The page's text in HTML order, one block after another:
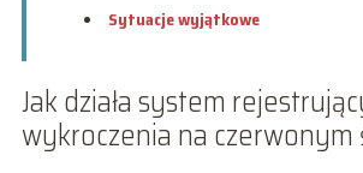
Sytuacje wyjątkowe
Jak działa system
wykroczenia na czerwonym